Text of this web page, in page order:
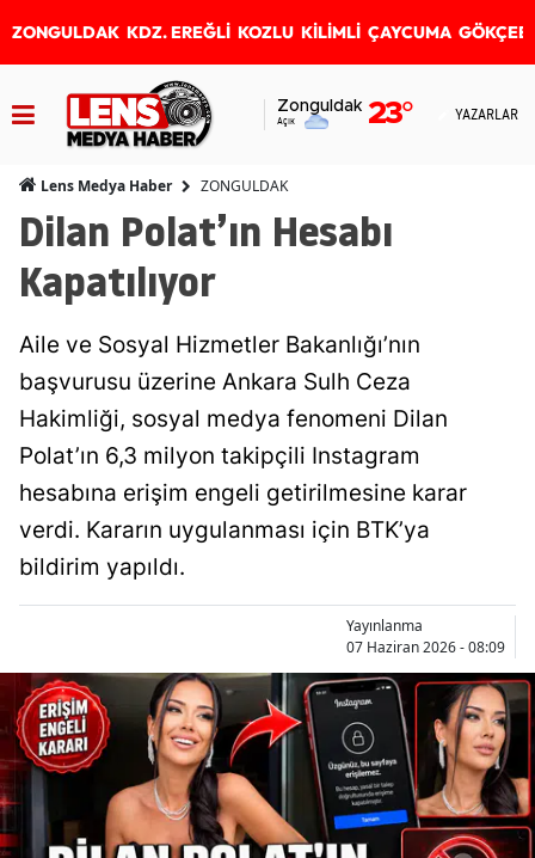
ZONGULDAK KDZ. EREĞLİ KOZLU KİLİMLİ ÇAYCUMA
Zonguldak
Açık 23° YAZARLAR
Lens Medya Haber ZONGULDAK
Dilan Polat’ın Hesabı
Kapatılıyor
Aile ve Sosyal Hizmetler Bakanlığı’nın
başvurusu üzerine Ankara Sulh Ceza
Hakimliği, sosyal medya fenomeni Dilan
Polat’ın 6,3 milyon takipçili Instagram
hesabına erişim engeli getirilmesine karar
verdi. Kararın uygulanması için BTK’ya
bildirim yapıldı.
Yayınlanma
07 Haziran 2026 - 08:09